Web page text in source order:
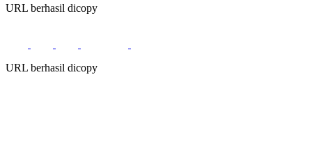
URL berhasil dicopy
URL berhasil dicopy